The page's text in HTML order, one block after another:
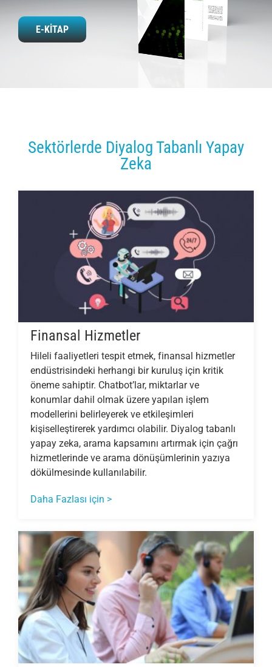
E-KİTAP
Sektörlerde Diyalog Tabanlı Yapay
Zeka
Finansal Hizmetler
Hileli faaliyetleri tespit etmek, finansal hizmetler
endüstrisindeki herhangi bir kuruluş için kritik
öneme sahiptir. Chatbot’lar, miktarlar ve
konumlar dahil olmak üzere yapılan işlem
modellerini belirleyerek ve etkileşimleri
kişiselleştirerek yardımcı olabilir. Diyalog tabanlı
yapay zeka, arama kapsamını artırmak için çağrı
hizmetlerinde ve arama dönüşümlerinin yazıya
dökülmesinde kullanılabilir.
Daha Fazlası için >